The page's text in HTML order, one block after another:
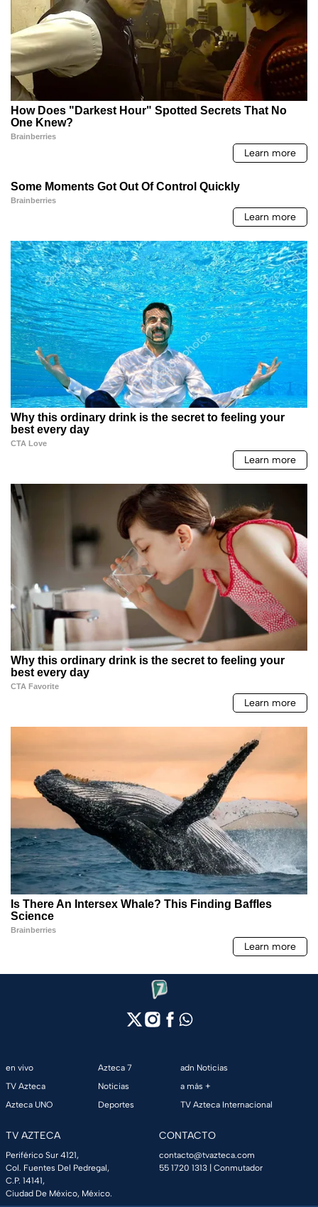
en vivo
TV Azteca
Azteca UNO
Azteca 7
Noticias
Deportes
adn Noticias
a más +
TV Azteca Internacional
TV AZTECA
Periférico Sur 4121,
Col. Fuentes Del Pedregal,
C.P. 14141,
Ciudad De México, México.
CONTACTO
contacto@tvazteca.com
55 1720 1313 | Conmutador